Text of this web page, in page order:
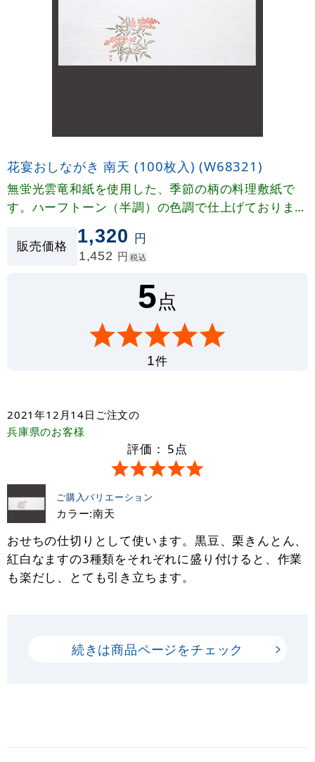
花宴おしながき 南天 (100枚入) (W68321)
無蛍光雲竜和紙を使用した、季節の柄の料理敷紙で
す。ハーフトーン（半調）の色調で仕上げておりま
す。〈おしながき〉〈献立表〉として、墨文字がくっ
きり際立ちます。
販売価格 1,320 円
1,452 円 税込
5点
1件
2021年12月14日 ご注文の
兵庫県のお客様
評価： 5点
ご購入バリエーション
カラー:南天
おせちの仕切りとして使います。黒豆、栗きんとん、
紅白なますの3種類をそれぞれに盛り付けると、作業
も楽だし、とても引き立ちます。
続きは商品ページをチェック